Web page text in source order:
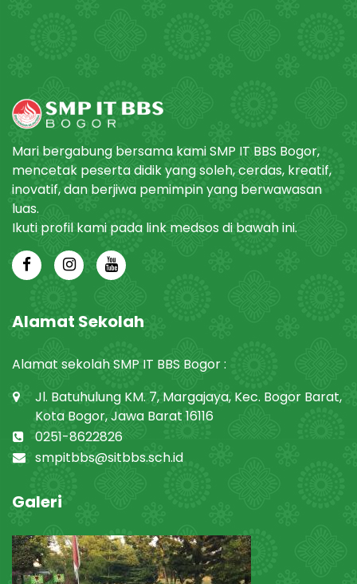
Mari bergabung bersama kami SMP IT BBS Bogor,
mencetak peserta didik yang soleh, cerdas, kreatif,
inovatif, dan berjiwa pemimpin yang berwawasan
luas.
Ikuti profil kami pada link medsos di bawah ini.
Alamat Sekolah
Alamat sekolah SMP IT BBS Bogor :
Jl. Batuhulung KM. 7, Margajaya, Kec. Bogor Barat,
Kota Bogor, Jawa Barat 16116
0251-8622826
smpitbbs@sitbbs.sch.id
Galeri